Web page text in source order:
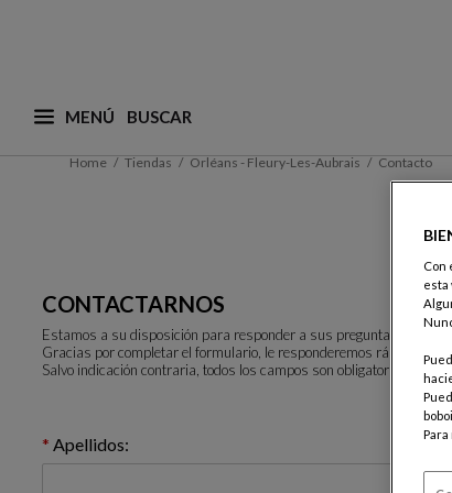
MENÚ
¿Qué está buscando? (adaptamos las
Home Tiendas Orléans - Fleury-Les-Aubrais Contacto
CONTACTARNOS
Estamos a su disposición para responder a sus preguntas.
Gracias por completar el formulario, le responderemos rápidamente.
Salvo indicación contraria, todos los campos son obligatorios.
Apellidos:
Con
esta